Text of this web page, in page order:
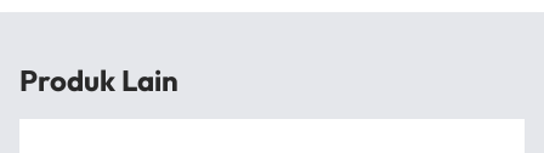
Produk Lain